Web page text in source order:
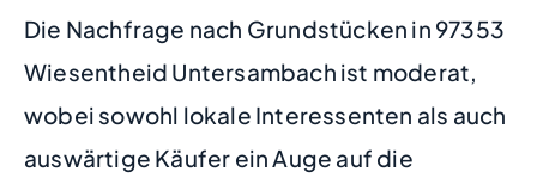
Die Nachfrage nach Grundstücken in 97353
Wiesentheid Untersambach ist moderat,
wobei sowohl lokale Interessenten als auch
auswärtige Käufer ein Auge auf die